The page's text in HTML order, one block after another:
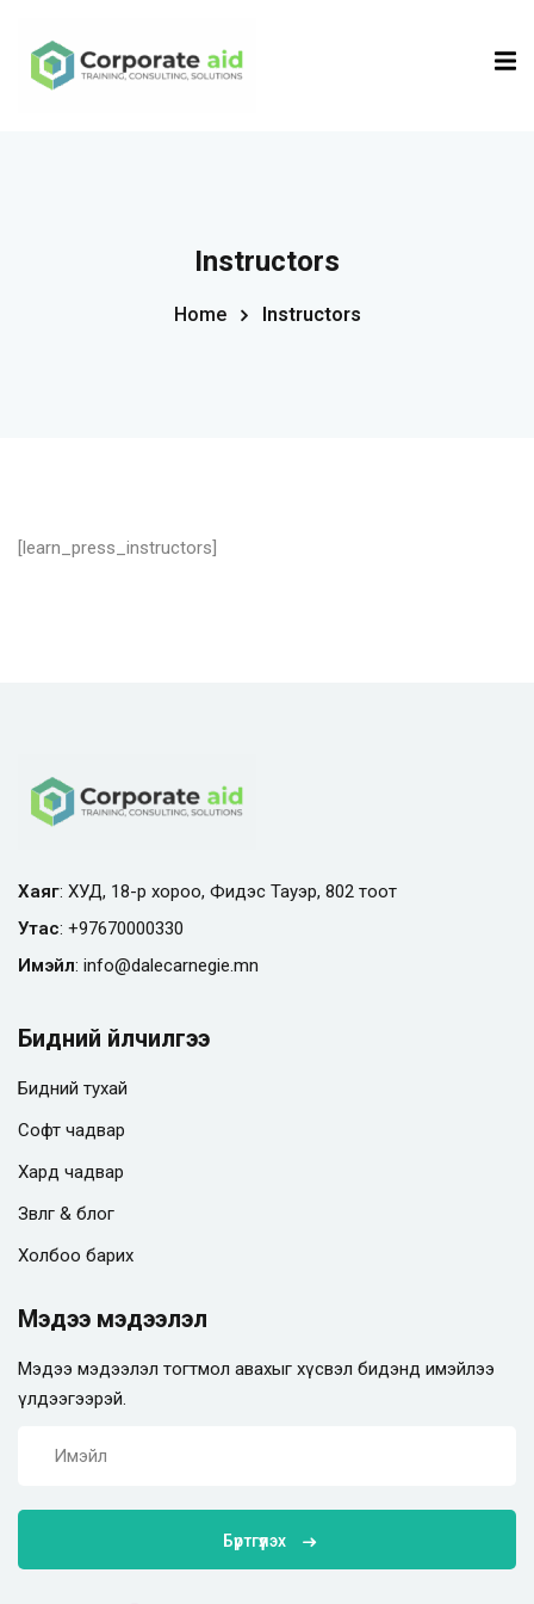
Instructors
Home Instructors
[learn_press_instructors]
Хаяг: ХУД, 18-р хороо, Фидэс Тауэр, 802 тоот
Утас: +97670000330
Имэйл: info@dalecarnegie.mn
Бидний үйлчилгээ
Бидний тухай
Софт чадвар
Хард чадвар
Зөвлөгөө & блог
Холбоо барих
Мэдээ мэдээлэл
Мэдээ мэдээлэл тогтмол авахыг хүсвэл бидэнд имэйлээ
үлдээгээрэй.
Бүртгүүлэх
Sign in